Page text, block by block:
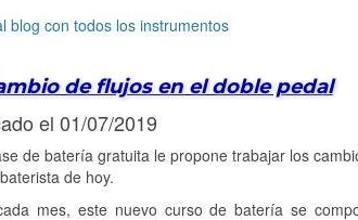
blog con todos los instrumentos
de flujos en el doble pedal
el 01/07/2019
de batería gratuita le propone trabajar los
de hoy.
mes, este nuevo curso de batería se